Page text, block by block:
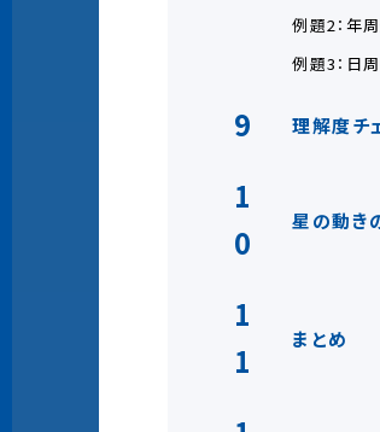
例題2：年
例題3：日
9 理解度チ
1
0
星の動き
1
1
まとめ